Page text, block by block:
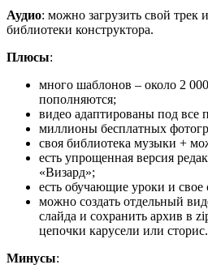
Аудио: можно загрузить свой трек
библиотеки конструктора.
Плюсы:
много шаблонов – около 2
пополняются;
видео адаптированы под все
миллионы бесплатных
своя библиотека музыки +
есть упрощенная версия
«Визард»;
есть обучающие уроки и
можно создать отдельный
слайда и сохранить архив в
цепочки карусели или сторис.
Минусы: